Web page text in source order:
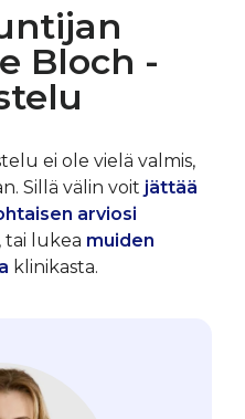
Bloch -
ei ole vielä valmis,
Sillä välin voit jättää
arviosi
tai lukea muiden
klinikasta.